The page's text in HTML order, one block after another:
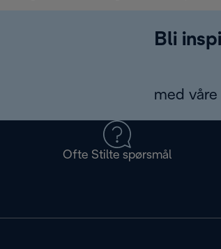
Bli
med
Ofte Stilte spørsmål